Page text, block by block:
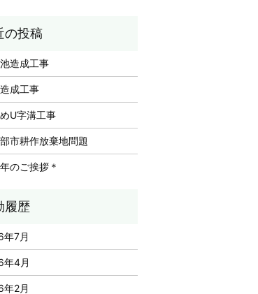
造成工事
成工事
U字溝工事
市耕作放棄地問題
のご挨拶＊
年7月
年4月
年2月